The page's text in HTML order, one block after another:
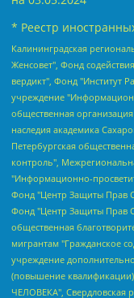
* Реестр
Калининградская региональная общественная организация "Экозащита!-Женсовет", Фонд содействия защите прав и свобод граждан "Общественный вердикт", Фонд "Институт Развития Свободы Информации", Частное учреждение "Информационное агентство МЕМО. РУ", Региональная общественная организация "Общественная комиссия по сохранению наследия академика Сахарова", Фонд поддержки свободы прессы, Санкт-Петербургская общественная правозащитная организация "Гражданский контроль", Межрегиональная общественная организация "Информационно-просветительский центр "Мемориал", Региональный Фонд "Центр Защиты Прав Средств Массовой Информации", с 05.12.2023 Фонд "Центр Защиты Прав Средств массовой информации", Региональная общественная благотворительная организация помощи беженцам и мигрантам "Гражданское содействие", Негосударственное образовательное учреждение дополнительного профессионального образования (повышение квалификации) специалистов "АКАДЕМИЯ ПО ПРАВАМ ЧЕЛОВЕКА", Свердловская региональная общественная организация "Сутяжник", Автономная некоммерческая организация "Центр независимых социологических исследований", Союз общественных объединений "Российский исследовательский центр по правам человека", Региональное общественное учреждение научно-информационный центр "МЕМОРИАЛ", Некоммерческая организация "Фонд защиты гласности", Автономная некоммерческая организация "Институт прав человека", Городская общественная организация "Екатеринбургское общество "МЕМОРИАЛ", Городская общественная организация "Рязанское историко-просветительское и правозащитное общество "Мемориал" (Рязанский Мемориал), Челябинский региональный орган общественной самодеятельности – женское общественное объединение "Женщины Евразии", Челябинский региональный орган общественной самодеятельности "Уральская правозащитная группа", Фонд содействия защите здоровья и социальной справедливости имени Андрея Рылькова, Автономная Некоммерческая Организация "Аналитический Центр Юрия Левады", Автономная некоммерческая организация социальной поддержки населения "Проект Апрель", Региональная общественная организация помощи женщинам и детям, находящимся в кризисной ситуации "Информационно-методический центр "Анна", Фонд содействия развитию массовых коммуникаций и правовому просвещению "Так-так-Так", Фонд содействия устойчивому развитию "Серебряная тайга", Свердловский региональный общественный фонд социальных проектов "Новое время", "Idel.Реалии", Кавказ.Реалии, Крым.Реалии, Телеканал Настоящее Время, Татаро-башкирская служба Радио Свобода (Azatliq Radiosi), Радио Свободная Европа/Радио Свобода (PCE/PC), "Сибирь.Реалии", "Фактограф", Благотворительный фонд помощи осужденным и их семьям, Автономная некоммерческая организация "Институт глобализации и социальных движений", Фонд "В защиту прав заключенных", Частное учреждение "Центр поддержки и содействия развитию средств массовой информации", Пензенский региональный общественный благотворительный фонд "Гражданский союз", "Север.Реалии", Некоммерческая организация Фонд "Правовая инициатива", Общество с ограниченной ответственностью "Радио Свободная Европа/Радио Свобода", Чешское информационное агентство "MEDIUM-ORIENT", Красноярская региональная общественная организация "Мы против СПИДа", Камалягин Денис Николаевич, Маркелов Сергей Евгеньевич, Пономарев Лев Александрович, Савицкая Людмила Алексеевна, Автономная некоммерческая организация "Центр по работе с проблемой насилия "НАСИЛИЮ.НЕТ", Межрегиональный профессиональный союз работников здравоохранения "Альянс врачей", Юридическое лицо, зарегистрированное в Латвийской Республике, SIA "Medusa Project" (регистрационный номер